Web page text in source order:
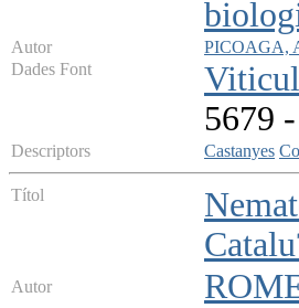
Autor PICOAGA,
Dades Font
5679
Descriptors Castanyes
Títol
Autor